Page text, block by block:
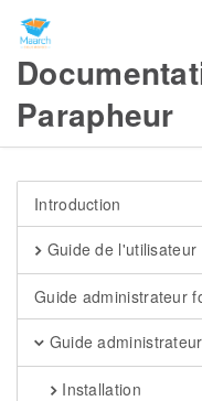
Parapheur
Introduction
Guide de l'utilisateur
Guide administrateur
Guide
Installation